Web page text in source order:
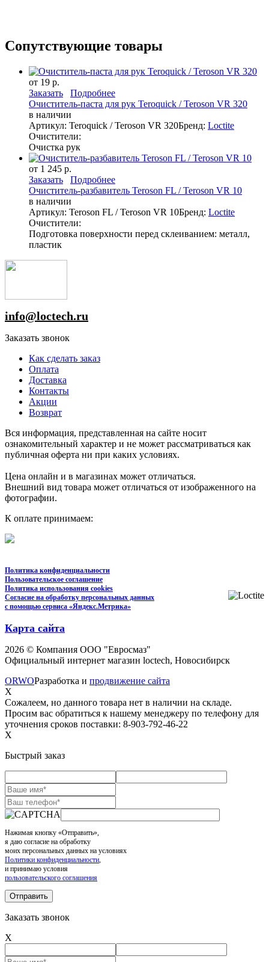
Сопутствующие товары
от 19 р.
Заказать
Подробнее
Очиститель-паста для рук Teroquick / Teroson VR 320
в наличии
Артикул: Teroquick / Teroson VR 320Бренд: Loctite
Очистители:
Очистка рук
от 1 245 р.
Заказать
Подробнее
Очиститель-разбавитель Teroson FL / Teroson VR 10
в наличии
Артикул: Teroson FL / Teroson VR 10Бренд: Loctite
Очистители:
Подготовка поверхности перед склеиванием: металл,
пластик
info@loctech.ru
Заказать звонок
Как сделать заказ
Оплата
Доставка
Контакты
Акции
Возврат
Вся информация, представленная на сайте носит
ознакомительный характер и не может рассматриваться как
публичная оферта ни при каких условиях.
Цена онлайн и в магазинах может отличаться.
Внешний вид товара может отличаться от изображенного на
фотографии.
К оплате принимаем:
Политика конфиденциальности
Пользовательское соглашение
Политика использования cookies
Согласие на обработку персональных данных
с помощью сервиса «Яндекс.Метрика»
Карта сайта
2026 © Компания ООО "Евросмаз"
Официальный интернет магазин loctech, Новосибирск
ORWOРазработка и продвижение сайта
X
Сожалеем, но данного товара нет в наличии на складе.
Просим вас обратиться к нашему менеджеру по телефону для
уточнения сроков поставки: 8-903-792-46-22
X
Быстрый заказ
Нажимая кнопку «Отправить»,
я даю согласие на обработку
моих персональных данных на условиях
Политики конфиденциальности,
и принимаю условия
пользовательского соглашения
Заказать звонок
X